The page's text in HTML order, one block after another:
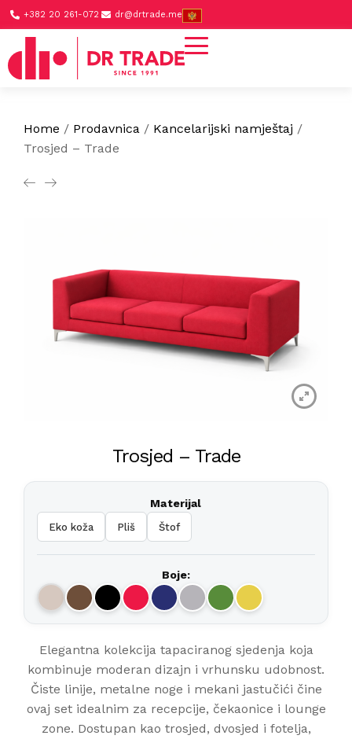
+382 20 261-072 dr@drtrade.me
Home / Prodavnica / Kancelarijski namještaj /
Trosjed – Trade
Trosjed – Trade
Materijal
Eko koža Pliš Štof
Boje:
Elegantna kolekcija tapaciranog sjedenja koja
kombinuje moderan dizajn i vrhunsku udobnost.
Čiste linije, metalne noge i mekani jastučići čine
ovaj set idealnim za recepcije, čekaonice i lounge
zone. Dostupan kao trosjed, dvosjed i fotelja,